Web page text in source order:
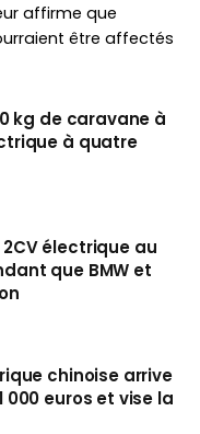
affirme que
être affectés
kg de caravane à
à quatre
électrique au
que BMW et
chinoise arrive
000 euros et vise la